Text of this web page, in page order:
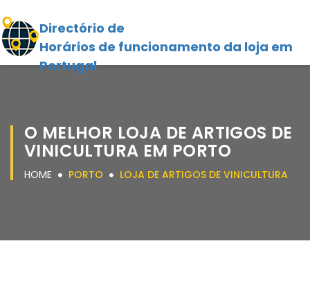
Directório de
Horários de funcionamento da loja em
Portugal
O MELHOR LOJA DE ARTIGOS DE
VINICULTURA EM PORTO
HOME PORTO LOJA DE ARTIGOS DE VINICULTURA